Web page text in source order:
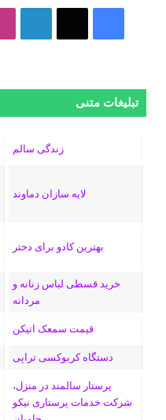
س
ب
ک
س
ن
ک
د
ن
تبلیغات متنی
زندگی سالم
لایه سازان دماوند
بهترین کادو برای دختر
خرید قسطی لباس زنانه و
مردانه
قیمت سمعک اتیکن
دستگاه کربوکسی تراپی
پرستار سالمند در منزل،
شرکت خدمات پرستاری نیکو